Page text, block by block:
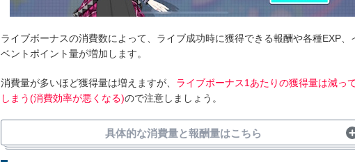
ライブボーナスの消費数によって、ライブ成功時に獲得できる報酬や各種EXP、
ベントポイント量が増加します。
消費量が多いほど獲得量は増えますが、 ライブボーナス1あたりの獲得量は減っ
しまう(消費効率が悪くなる)ので注意しましょう。
具体的な消費量と報酬量はこちら